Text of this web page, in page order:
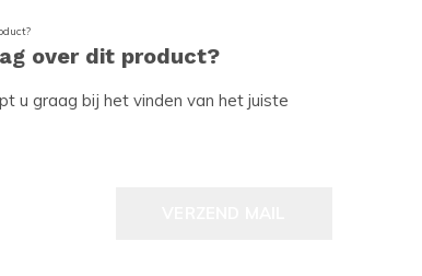
over dit product?
u graag bij het vinden van het juiste